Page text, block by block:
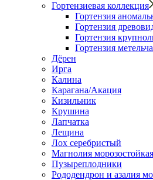
Гортензиевая коллекция
Гортензия
Гортензия
Гортензия
Гортензия
Дёрен
Ирга
Калина
Карагана/Акация
Кизильник
Крушина
Лапчатка
Лещина
Лох серебристый
Магнолия морозостойкая
Пузыреплодники
Рододендрон и азалия